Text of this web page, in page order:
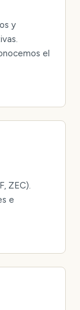
y
el
ZEC).
e